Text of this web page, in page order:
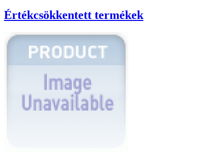
Értékcsökkentett termékek